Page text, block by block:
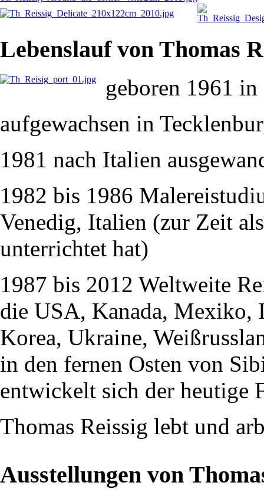
Lebenslauf von Thomas
geboren 1961
aufgewachsen in
1981 nach Italien
1982 bis 1986
Venedig, Italien (zur Zeit
unterrichtet hat)
1987 bis 2012 Weltweite
die USA, Kanada, Mexiko,
Korea, Ukraine,
in den fernen Osten von
entwickelt sich der heutige
Thomas Reissig lebt und
Ausstellungen von